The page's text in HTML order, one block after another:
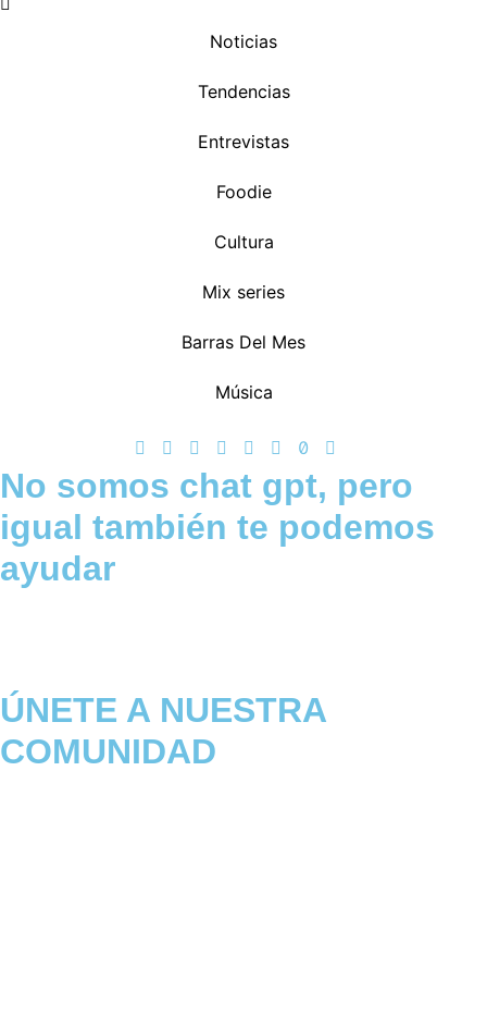
Noticias
Tendencias
Entrevistas
Foodie
Cultura
Mix series
Barras Del Mes
Música
No somos chat gpt, pero
igual también te podemos
ayudar
ÚNETE A NUESTRA
COMUNIDAD